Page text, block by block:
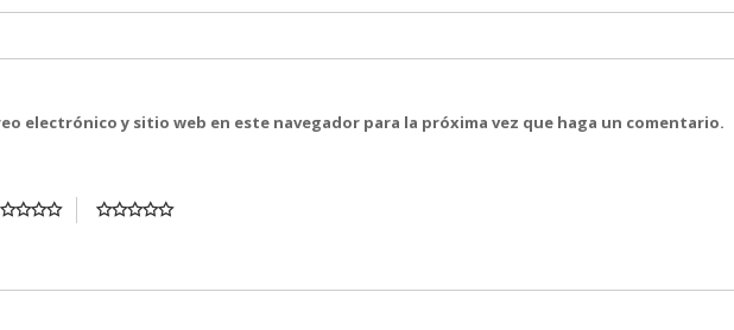
electrónico y sitio web en este navegador para la próxima vez que haga un comentario.